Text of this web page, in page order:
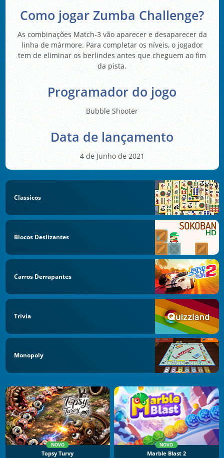
Como jogar Zumba Challenge?
As combinações Match-3 vão aparecer e desaparecer da
linha de mármore. Para completar os níveis, o jogador
tem de eliminar os berlindes antes que cheguem ao fim
da pista.
Programador do jogo
Bubble Shooter
Data de lançamento
4 de Junho de 2021
Classicos
Blocos Deslizantes
Carros Derrapantes
Trivia
Monopoly
NOVO
Topsy Turvy
NOVO
Marble Blast 2